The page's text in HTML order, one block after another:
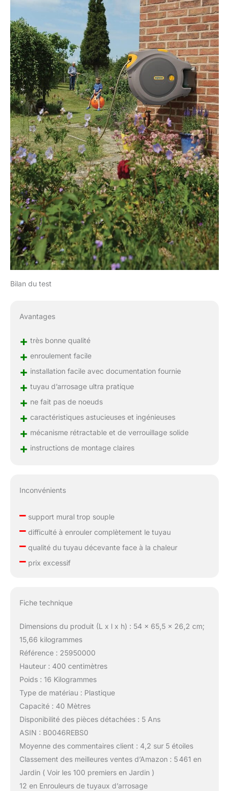
Bilan du test
Avantages
+ très bonne qualité
+ enroulement facile
+ installation facile avec documentation fournie
+ tuyau d’arrosage ultra pratique
+ ne fait pas de noeuds
+ caractéristiques astucieuses et ingénieuses
+ mécanisme rétractable et de verrouillage solide
+ instructions de montage claires
Inconvénients
–support mural trop souple
–difficulté à enrouler complètement le tuyau
–qualité du tuyau décevante face à la chaleur
–prix excessif
Fiche technique
Dimensions du produit (L x l x h) : 54 x 65,5 x 26,2 cm;
15,66 kilogrammes
Référence : 25950000
Hauteur : 400 centimètres
Poids : 16 Kilogrammes
Type de matériau : Plastique
Capacité : 40 Mètres
Disponibilité des pièces détachées : 5 Ans
ASIN : B0046REBS0
Moyenne des commentaires client : 4,2 sur 5 étoiles
Classement des meilleures ventes d’Amazon : 5 461 en
Jardin ( Voir les 100 premiers en Jardin )
12 en Enrouleurs de tuyaux d’arrosage